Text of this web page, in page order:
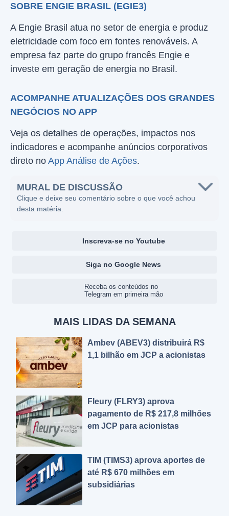
SOBRE ENGIE BRASIL (EGIE3)
A Engie Brasil atua no setor de energia e produz
eletricidade com foco em fontes renováveis. A
empresa faz parte do grupo francês Engie e
investe em geração de energia no Brasil.
ACOMPANHE ATUALIZAÇÕES DOS GRANDES
NEGÓCIOS NO APP
Veja os detalhes de operações, impactos nos
indicadores e acompanhe anúncios corporativos
direto no App Análise de Ações.
MURAL DE DISCUSSÃO
Clique e deixe seu comentário sobre o que você achou
desta matéria.
Inscreva-se no Youtube
Siga no Google News
Receba os conteúdos no
Telegram em primeira mão
MAIS LIDAS DA SEMANA
Ambev (ABEV3) distribuirá R$
1,1 bilhão em JCP a acionistas
Fleury (FLRY3) aprova
pagamento de R$ 217,8 milhões
em JCP para acionistas
TIM (TIMS3) aprova aportes de
até R$ 670 milhões em
subsidiárias